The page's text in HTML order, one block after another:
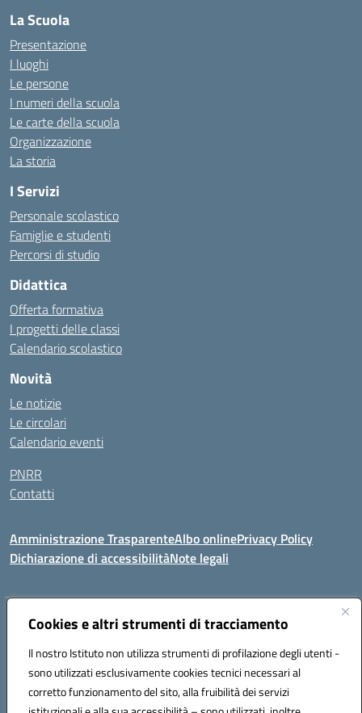
Cookies e altri strumenti di tracciamento
Il nostro Istituto non utilizza strumenti di profilazione degli utenti -
sono utilizzati esclusivamente cookies tecnici necessari al
corretto funzionamento del sito, alla fruibilità dei servizi
La Scuola
Presentazione
I luoghi
Le persone
I numeri della scuola
Le carte della scuola
Organizzazione
La storia
I Servizi
Personale scolastico
Famiglie e studenti
Percorsi di studio
Didattica
Offerta formativa
I progetti delle classi
Calendario scolastico
Novità
Le notizie
Le circolari
Calendario eventi
PNRR
Contatti
Amministrazione TrasparenteAlbo onlinePrivacy Policy
Dichiarazione di accessibilitàNote legali
Indirizzo:Via del Bosco 63 - 73040 Collepasso (LE)
Posta elettronica certificata (PEC):leic82200b@pec.istruzione.it
Codice fiscale: 90018440751
Codice meccanografico: LEIC82200B